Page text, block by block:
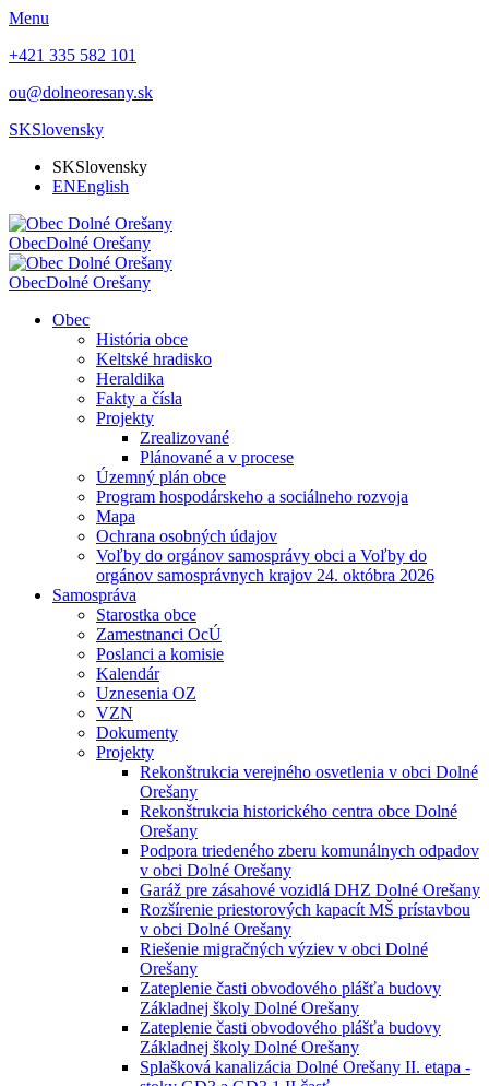
Menu
+421 335 582 101
ou@dolneoresany.sk
SKSlovensky
SKSlovensky
ENEnglish
ObecDolné Orešany
ObecDolné Orešany
Obec
História obce
Keltské hradisko
Heraldika
Fakty a čísla
Projekty
Zrealizované
Plánované a v procese
Územný plán obce
Program hospodárskeho a sociálneho rozvoja
Mapa
Ochrana osobných údajov
Voľby do orgánov samosprávy obci a Voľby do
orgánov samosprávnych krajov 24. októbra 2026
Samospráva
Starostka obce
Zamestnanci OcÚ
Poslanci a komisie
Kalendár
Uznesenia OZ
VZN
Dokumenty
Projekty
Rekonštrukcia verejného osvetlenia v obci Dolné
Orešany
Rekonštrukcia historického centra obce Dolné
Orešany
Podpora triedeného zberu komunálnych odpadov
v obci Dolné Orešany
Garáž pre zásahové vozidlá DHZ Dolné Orešany
Rozšírenie priestorových kapacít MŠ prístavbou
v obci Dolné Orešany
Riešenie migračných výziev v obci Dolné
Orešany
Zateplenie časti obvodového plášťa budovy
Základnej školy Dolné Orešany
Zateplenie časti obvodového plášťa budovy
Základnej školy Dolné Orešany
Splašková kanalizácia Dolné Orešany II. etapa -